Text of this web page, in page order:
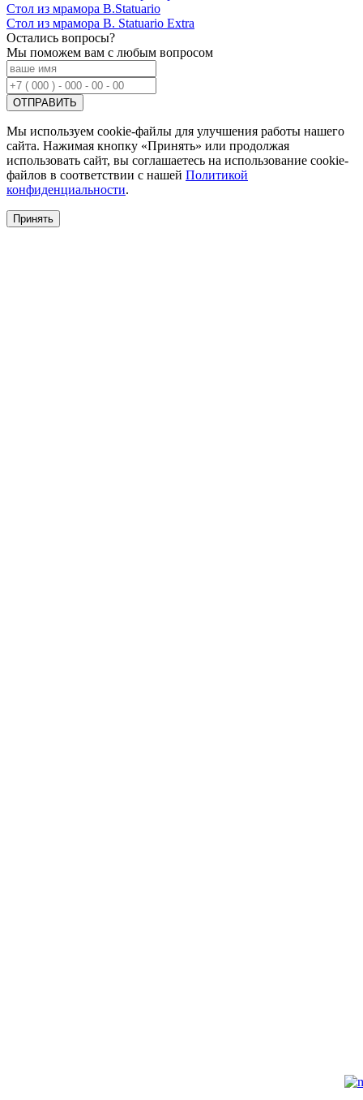
Стол из мрамора B.Statuario
Стол из мрамора B. Statuario Extra
Остались вопросы?
Мы поможем вам с любым вопросом
Мы используем cookie-файлы для улучшения работы нашего
сайта. Нажимая кнопку «Принять» или продолжая
использовать сайт, вы соглашаетесь на использование cookie-
файлов в соответствии с нашей Политикой
конфиденциальности.
Принять